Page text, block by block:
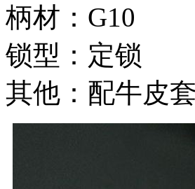
柄材：G10
锁型：定锁
其他：配牛皮